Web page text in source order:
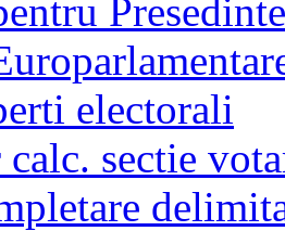
electorali
sectie